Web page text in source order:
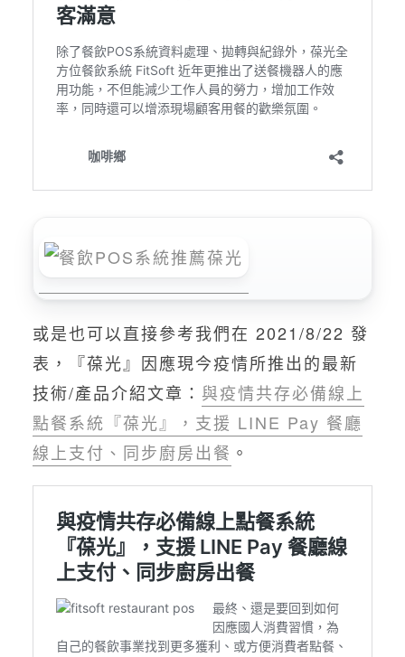
或是也可以直接參考我們在 2021/8/22 發
表，『葆光』因應現今疫情所推出的最新
技術/產品介紹文章： 與疫情共存必備線上
點餐系統『葆光』，支援 LINE Pay 餐廳
線上支付、同步廚房出餐 。